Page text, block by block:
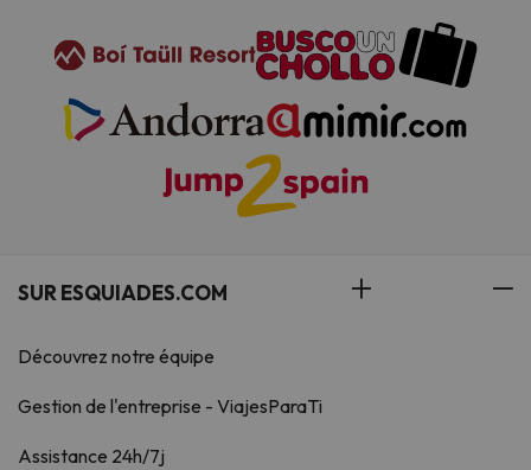
SUR ESQUIADES.COM
Découvrez notre équipe
Gestion de l'entreprise - ViajesParaTi
Assistance 24h/7j